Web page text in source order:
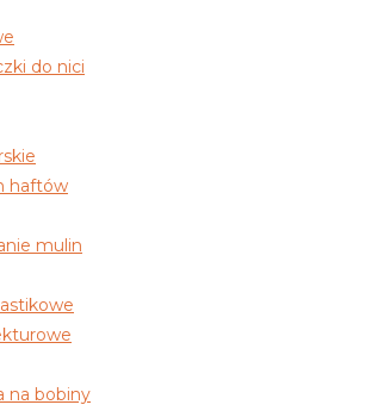
do nici
haftów
mulin
na bobiny